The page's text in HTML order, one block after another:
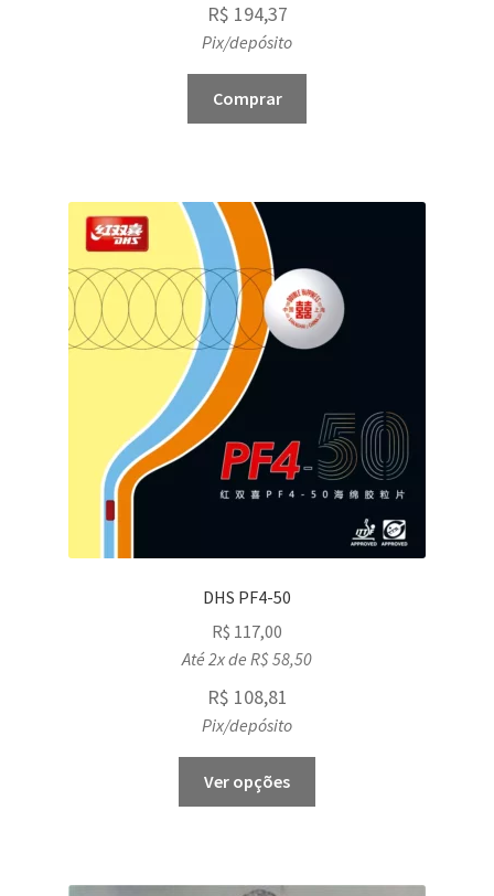
R$ 194,37
Pix/depósito
Comprar
DHS PF4-50
R$ 117,00
Até 2x de R$58,50
R$ 108,81
Pix/depósito
Ver opções